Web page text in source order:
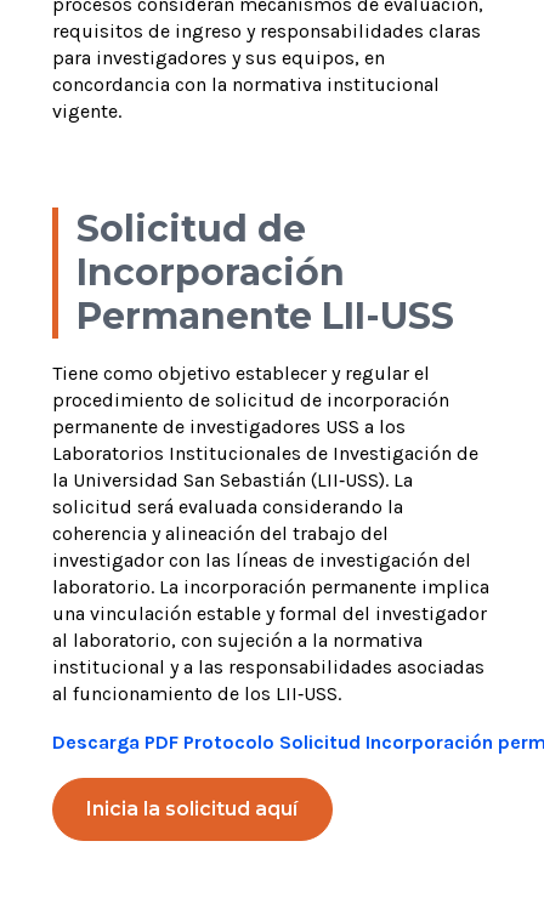
procesos consideran mecanismos de evaluación,
requisitos de ingreso y responsabilidades claras
para investigadores y sus equipos, en
concordancia con la normativa institucional
vigente.
Solicitud de
Incorporación
Permanente LII-USS
Tiene como objetivo establecer y regular el
procedimiento de solicitud de incorporación
permanente de investigadores USS a los
Laboratorios Institucionales de Investigación de
la Universidad San Sebastián (LII‑USS). La
solicitud será evaluada considerando la
coherencia y alineación del trabajo del
investigador con las líneas de investigación del
laboratorio. La incorporación permanente implica
una vinculación estable y formal del investigador
al laboratorio, con sujeción a la normativa
institucional y a las responsabilidades asociadas
al funcionamiento de los LII‑USS.
Descarga PDF Protocolo Solicitud Incorporación
Inicia la solicitud aquí